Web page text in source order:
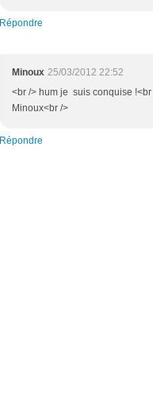
Répondre
Minoux 25/03/2012 22:52
<br /> hum je suis conquise
Minoux<br />
Répondre